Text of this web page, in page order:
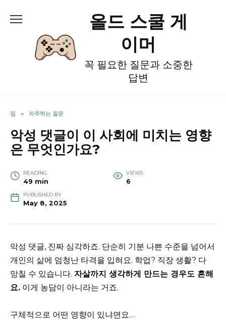
올드 스쿨 게
이머
꼭 필요한 질문과 소중한
답변
집 » 자주하는 질문
악성 댓글이 이 사회에 미치는 영향
은 무엇인가요?
READING
49 min
VIEWS
6
PUBLISHED BY
May 8, 2025
악성 댓글, 진짜 심각하죠. 단순히 기분 나쁜 수준을 넘어서
개인의 삶에 엄청난 타격을 입혀요. 학업? 직장 생활? 다
망칠 수 있습니다. 자살까지 생각하게 만드는 경우도 흔해
요. 이게 농담이 아니라는 거죠.
구체적으로 어떤 영향이 있냐면요…